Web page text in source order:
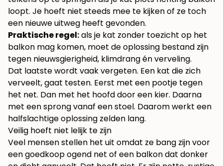
loopt. Je hoeft niet steeds mee te kijken of ze toch
een nieuwe uitweg heeft gevonden.
Praktische regel:als je kat zonder toezicht op het
balkon mag komen, moet de oplossing bestand zijn
tegen nieuwsgierigheid, klimdrang én verveling.
Dat laatste wordt vaak vergeten. Een kat die zich
verveelt, gaat testen. Eerst met een pootje tegen
het net. Dan met het hoofd door een kier. Daarna
met een sprong vanaf een stoel. Daarom werkt een
halfslachtige oplossing zelden lang.
Veilig hoeft niet lelijk te zijn
Veel mensen stellen het uit omdat ze bang zijn voor
een goedkoop ogend net of een balkon dat donker